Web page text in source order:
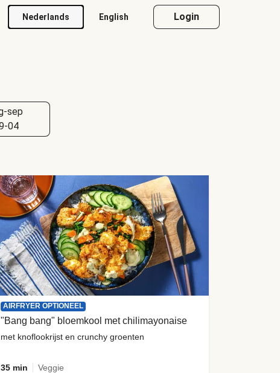
Nederlands English Login
sep
04
AIRFRYER OPTIONEEL
"Bang bang" bloemkool met chilimayonaise
met knoflookrijst en crunchy groenten
35 min Veggie